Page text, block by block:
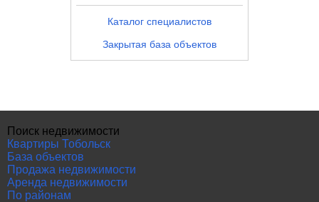
Каталог специалистов
Закрытая база объектов
Поиск недвижимости
Квартиры Тобольск
База объектов
Продажа недвижимости
Аренда недвижимости
По районам